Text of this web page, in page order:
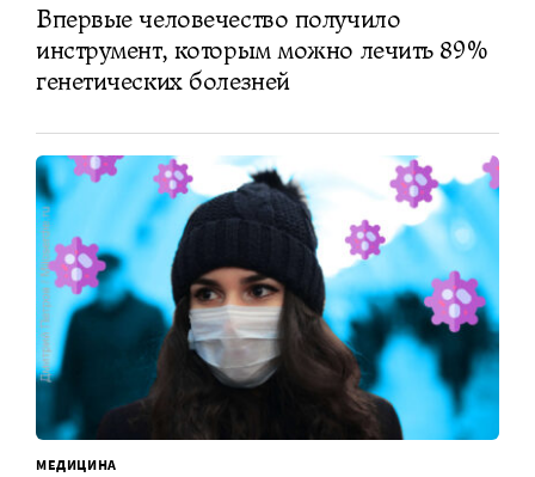
Впервые человечество получило
инструмент, которым можно лечить 89%
генетических болезней
МЕДИЦИНА